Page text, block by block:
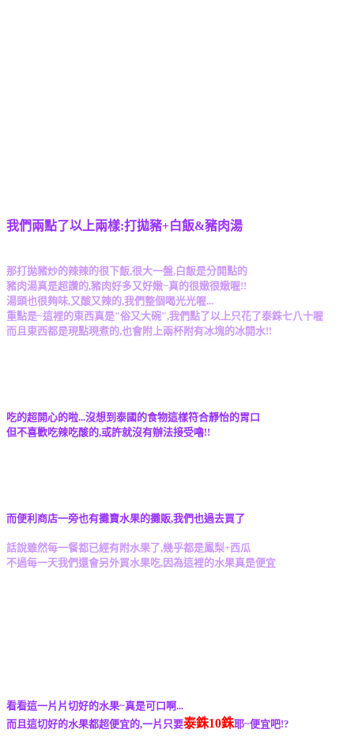
我們兩點了以上兩樣:打拋豬+白飯&豬肉湯
那打拋豬炒的辣辣的很下飯,很大一盤,白飯是分開點的
豬肉湯真是超讚的,豬肉好多又好嫩~真的很嫩很嫩喔!!
湯頭也很夠味,又酸又辣的,我們整個喝光光喔...
重點是~這裡的東西真是"俗又大碗",我們點了以上只花了泰銖七八十喔
而且東西都是現點現煮的,也會附上兩杯附有冰塊的冰開水!!
吃的超開心的啦...沒想到泰國的食物這樣符合靜怡的胃口
但不喜歡吃辣吃酸的,或許就沒有辦法接受嚕!!
而便利商店一旁也有攤賣水果的攤販,我們也過去買了
話說雖然每一餐都已經有附水果了,幾乎都是鳳梨+西瓜
不過每一天我們還會另外買水果吃,因為這裡的水果真是便宜
看看這一片片切好的水果~真是可口啊...
而且這切好的水果都超便宜的,一片只要泰銖10銖耶~便宜吧!?